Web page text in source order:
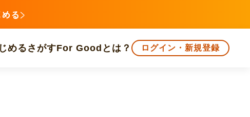
る
める さがすFor Goodとは？ ログイン・新規登録